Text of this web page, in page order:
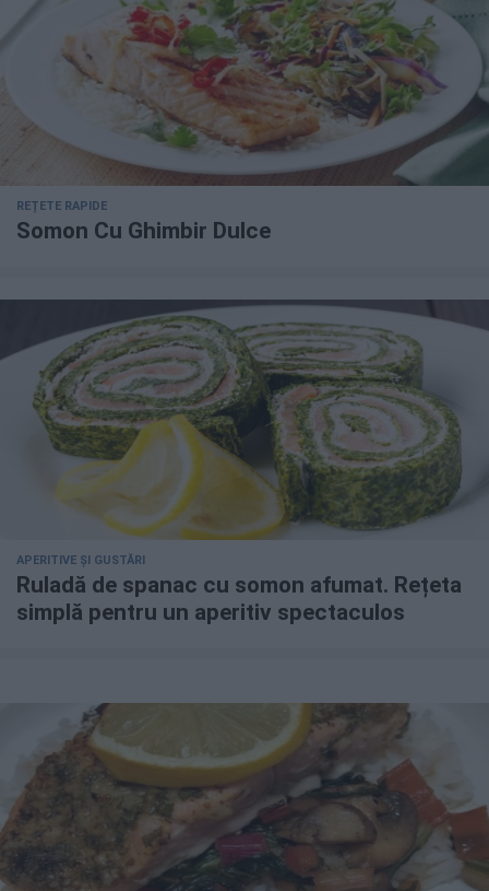
REȚETE RAPIDE
Somon Cu Ghimbir Dulce
APERITIVE ȘI GUSTĂRI
Ruladă de spanac cu somon afumat. Rețeta
simplă pentru un aperitiv spectaculos